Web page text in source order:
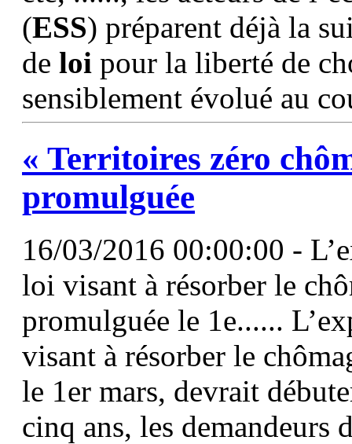
(ESS) préparent déjà la
de loi pour la liberté de
sensiblement évolué au
« Territoires zéro
promulguée
16/03/2016 00:00:00 -
loi visant à résorber le
promulguée le 1e......
visant à résorber le
le 1er mars, devrait
cinq ans, les demandeurs